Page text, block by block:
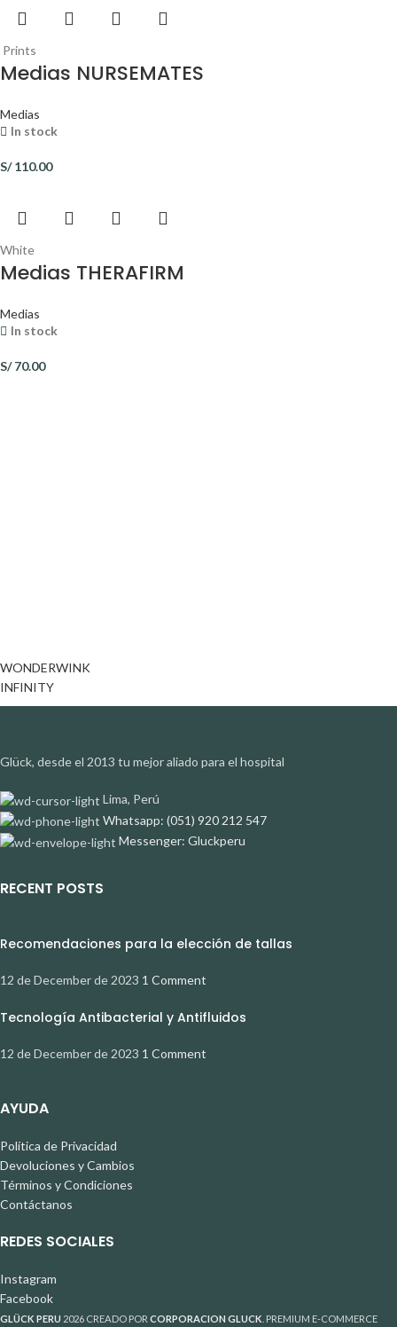
Prints
Medias NURSEMATES
Medias
In stock
S/110.00
White
Medias THERAFIRM
Medias
In stock
S/70.00
WONDERWINK
INFINITY
Glück, desde el 2013 tu mejor aliado para el hospital
Lima, Perú
Whatsapp: (051) 920 212 547
Messenger: Gluckperu
RECENT POSTS
Recomendaciones para la elección de tallas
12 de December de 2023 1 Comment
Tecnología Antibacterial y Antifluidos
12 de December de 2023 1 Comment
AYUDA
Política de Privacidad
Devoluciones y Cambios
Términos y Condiciones
Contáctanos
REDES SOCIALES
Instagram
Facebook
GLÜCK PERU 2026 CREADO POR CORPORACION GLUCK . PREMIUM E-COMMERCE